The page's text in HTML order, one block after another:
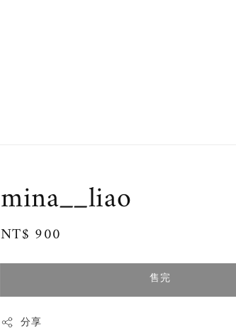
mina__liao
Regular
NT$ 900
售完
分享